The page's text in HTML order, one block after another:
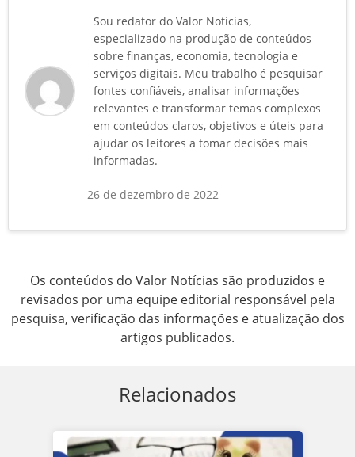
Sou redator do Valor Notícias,
especializado na produção de conteúdos
sobre finanças, economia, tecnologia e
serviços digitais. Meu trabalho é pesquisar
fontes confiáveis, analisar informações
relevantes e transformar temas complexos
em conteúdos claros, objetivos e úteis para
ajudar os leitores a tomar decisões mais
informadas.
26 de dezembro de 2022
Os conteúdos do Valor Notícias são produzidos e
revisados por uma equipe editorial responsável pela
pesquisa, verificação das informações e atualização dos
artigos publicados.
Relacionados